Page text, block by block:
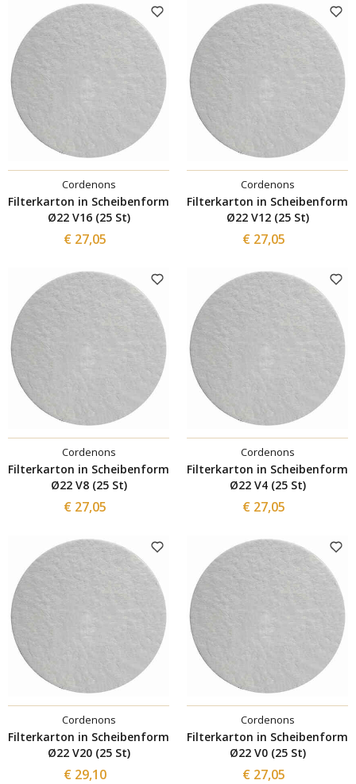
Cordenons
Filterkarton in Scheibenform
Ø22 V16 (25 St)
€ 27,05
Cordenons
Filterkarton in Scheibenform
Ø22 V12 (25 St)
€ 27,05
Cordenons
Filterkarton in Scheibenform
Ø22 V8 (25 St)
€ 27,05
Cordenons
Filterkarton in Scheibenform
Ø22 V4 (25 St)
€ 27,05
Cordenons
Filterkarton in Scheibenform
Ø22 V20 (25 St)
€ 29,10
Cordenons
Filterkarton in Scheibenform
Ø22 V0 (25 St)
€ 27,05